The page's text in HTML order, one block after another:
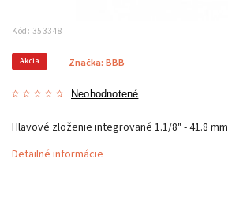
Kód: 353348
Akcia
Neohodnotené
Značka: BBB
Hlavové zloženie integrované 1.1/8" - 41.8 mm
Detailné informácie